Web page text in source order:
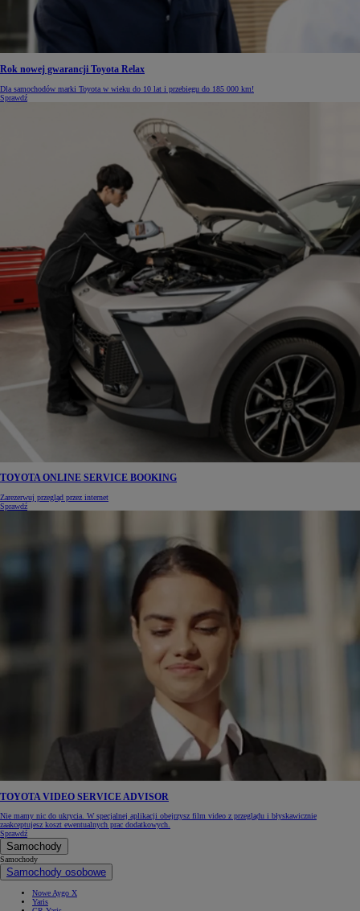
Rok nowej gwarancji Toyota Relax
Dla samochodów marki Toyota w wieku do 10 lat i przebiegu do 185 000 km!
Sprawdź
TOYOTA ONLINE SERVICE BOOKING
Zarezerwuj przegląd przez internet
Sprawdź
TOYOTA VIDEO SERVICE ADVISOR
Nie mamy nic do ukrycia. W specjalnej aplikacji obejrzysz film video z przeglądu i błyskawicznie
zaakceptujesz koszt ewentualnych prac dodatkowych.
Sprawdź
Samochody
Samochody
Samochody osobowe
Nowe Aygo X
Yaris